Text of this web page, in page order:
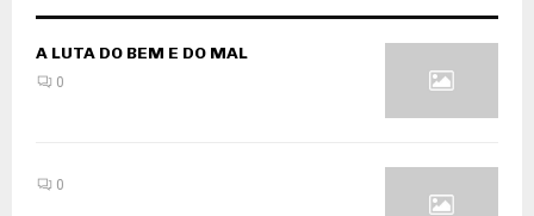
A LUTA DO BEM E DO MAL
0
0